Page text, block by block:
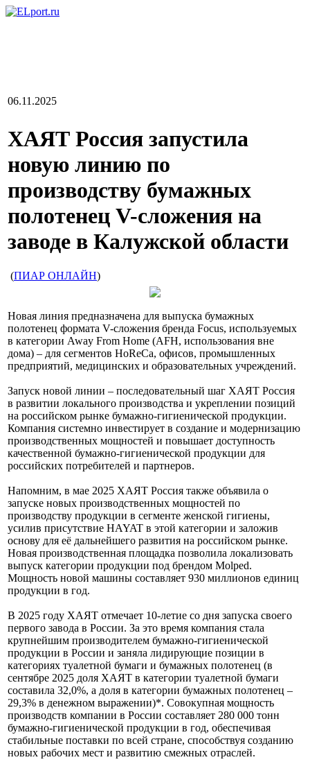
06.11.2025
ХАЯТ Россия запустила
новую линию по
производству бумажных
полотенец V-сложения на
заводе в Калужской области
(ПИАР ОНЛАЙН)
Новая линия предназначена для выпуска бумажных
полотенец формата V-сложения бренда Focus, используемых
в категории Away From Home (AFH, использования вне
дома) – для сегментов HoReCa, офисов, промышленных
предприятий, медицинских и образовательных учреждений.
Запуск новой линии – последовательный шаг ХАЯТ Россия
в развитии локального производства и укреплении позиций
на российском рынке бумажно-гигиенической продукции.
Компания системно инвестирует в создание и модернизацию
производственных мощностей и повышает доступность
качественной бумажно-гигиенической продукции для
российских потребителей и партнеров.
Напомним, в мае 2025 ХАЯТ Россия также объявила о
запуске новых производственных мощностей по
производству продукции в сегменте женской гигиены,
усилив присутствие HAYAT в этой категории и заложив
основу для её дальнейшего развития на российском рынке.
Новая производственная площадка позволила локализовать
выпуск категории продукции под брендом Molped.
Мощность новой машины составляет 930 миллионов единиц
продукции в год.
В 2025 году ХАЯТ отмечает 10-летие со дня запуска своего
первого завода в России. За это время компания стала
крупнейшим производителем бумажно-гигиенической
продукции в России и заняла лидирующие позиции в
категориях туалетной бумаги и бумажных полотенец (в
сентябре 2025 доля ХАЯТ в категории туалетной бумаги
составила 32,0%, а доля в категории бумажных полотенец –
29,3% в денежном выражении)*. Совокупная мощность
производств компании в России составляет 280 000 тонн
бумажно-гигиенической продукции в год, обеспечивая
стабильные поставки по всей стране, способствуя созданию
новых рабочих мест и развитию смежных отраслей.